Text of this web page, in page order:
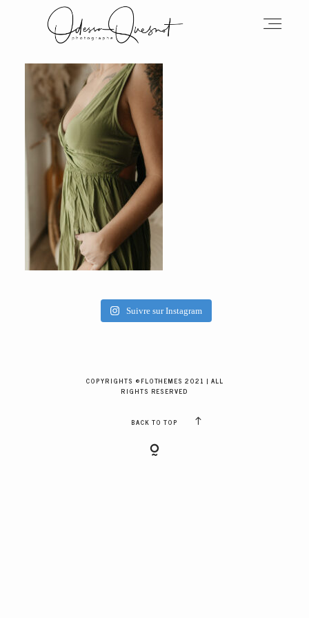
Suivre sur Instagram
COPYRIGHTS ©FLOTHEMES 2021 | ALL
RIGHTS RESERVED
BACK TO TOP
INFOS
MON TRAVAIL
VOS MOTS D'AMOUR
BOH'AIME
GALERIES CLIENTS
RÉSERVER